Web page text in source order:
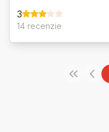
3
14 recenzie